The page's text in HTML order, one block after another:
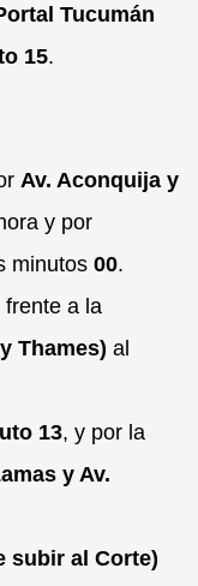
Tucumán
15.
Av. Aconquija y
y por
minutos 00.
frente a la
Thames) al
13, y por la
y Av.
subir al Corte)